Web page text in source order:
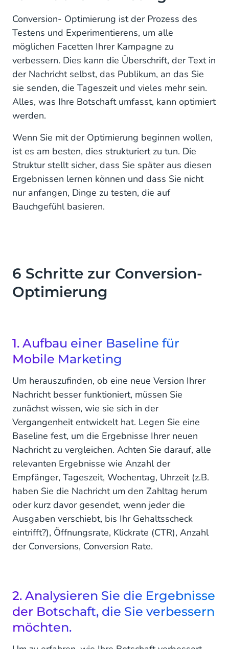
3. Bestimmen Sie Ihr Ziel.
4. Definieren Sie eine Hypothese
5. Aufbau des Tests
6. Analysieren Sie die Ergebnisse
Conversion- Optimierung ist der Prozess des
Testens und Experimentierens, um alle
möglichen Facetten Ihrer Kampagne zu
verbessern. Dies kann die Überschrift, der Text in
der Nachricht selbst, das Publikum, an das Sie
sie senden, die Tageszeit und vieles mehr sein.
Alles, was Ihre Botschaft umfasst, kann optimiert
werden.
Wenn Sie mit der Optimierung beginnen wollen,
ist es am besten, dies strukturiert zu tun. Die
Struktur stellt sicher, dass Sie später aus diesen
Ergebnissen lernen können und dass Sie nicht
nur anfangen, Dinge zu testen, die auf
Bauchgefühl basieren.
6 Schritte zur Conversion-
Optimierung
1. Aufbau einer Baseline für
Mobile Marketing
Um herauszufinden, ob eine neue Version Ihrer
Nachricht besser funktioniert, müssen Sie
zunächst wissen, wie sie sich in der
Vergangenheit entwickelt hat. Legen Sie eine
Baseline fest, um die Ergebnisse Ihrer neuen
Nachricht zu vergleichen. Achten Sie darauf, alle
relevanten Ergebnisse wie Anzahl der
Empfänger, Tageszeit, Wochentag, Uhrzeit (z.B.
haben Sie die Nachricht um den Zahltag herum
oder kurz davor gesendet, wenn jeder die
Ausgaben verschiebt, bis Ihr Gehaltsscheck
eintrifft?), Öffnungsrate, Klickrate (CTR), Anzahl
der Conversions, Conversion Rate.
2. Analysieren Sie die Ergebnisse
der Botschaft, die Sie verbessern
möchten.